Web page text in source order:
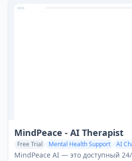
внимательности и анонимную
MindPeace - AI Therapist
Free Trial Mental Health Support AI
MindPeace AI — это доступный